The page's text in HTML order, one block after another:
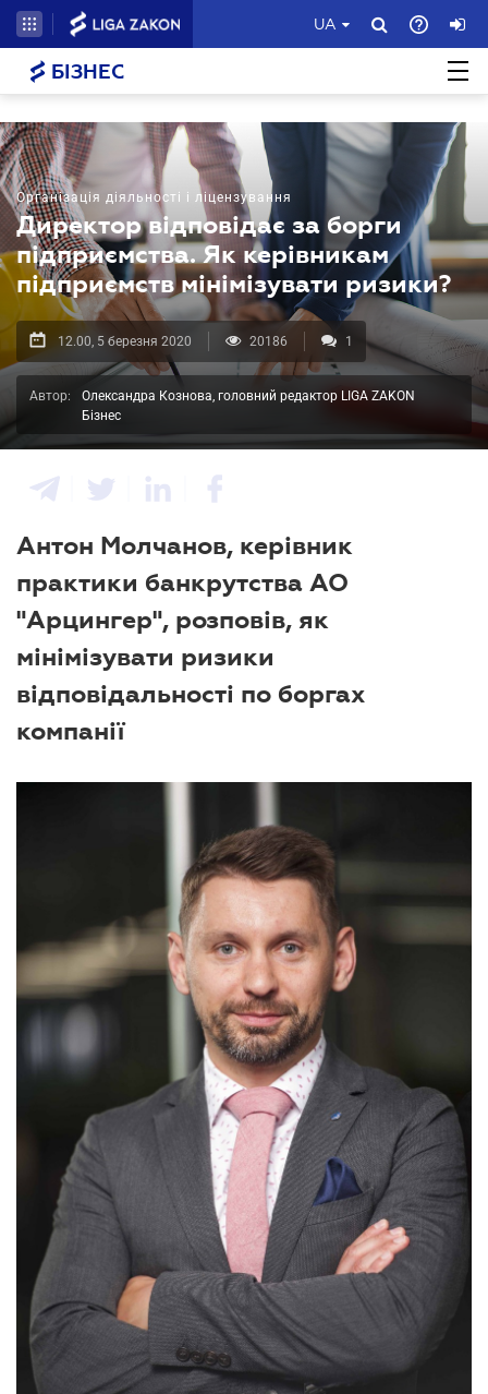
UA
БІЗНЕС
Організація діяльності і ліцензування
Директор відповідає за борги
підприємства. Як керівникам
підприємств мінімізувати ризики?
12.00, 5 березня 2020 20186 1
Автор:
Олександра Кознова, головний редактор LIGA ZAKON
Бізнес
Антон Молчанов, керівник
практики банкрутства АО
"Арцингер", розповів, як
мінімізувати ризики
відповідальності по боргах
компанії